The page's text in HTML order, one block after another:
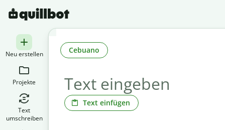
Neu erstellen
Projekte
Text
umschreiben
Text einfügen
Cebuano